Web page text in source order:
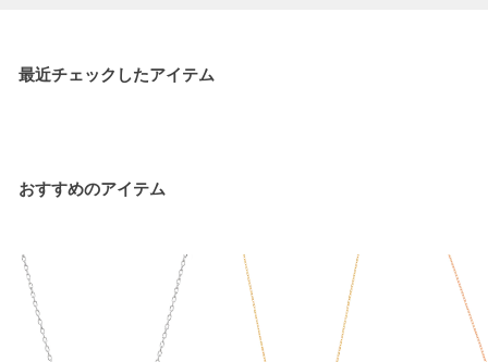
最近チェックしたアイテム
おすすめのアイテム